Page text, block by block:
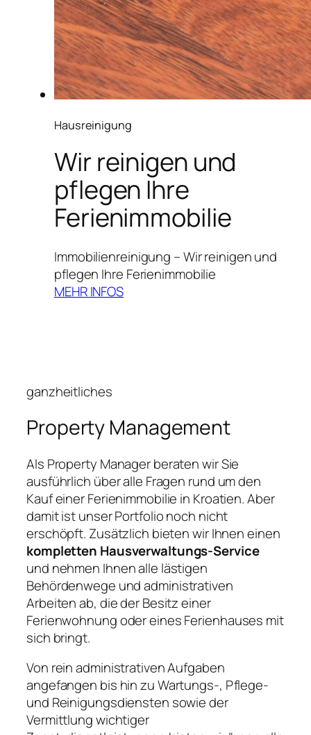
Hausreinigung
Wir reinigen und
pflegen Ihre
Ferienimmobilie
Immobilienreinigung – Wir reinigen und
pflegen Ihre Ferienimmobilie
MEHR INFOS
ganzheitliches
Property Management
Als Property Manager beraten wir Sie
ausführlich über alle Fragen rund um den
Kauf einer Ferienimmobilie in Kroatien. Aber
damit ist unser Portfolio noch nicht
erschöpft. Zusätzlich bieten wir Ihnen einen
kompletten Hausverwaltungs-Service
und nehmen Ihnen alle lästigen
Behördenwege und administrativen
Arbeiten ab, die der Besitz einer
Ferienwohnung oder eines Ferienhauses mit
sich bringt.
Von rein administrativen Aufgaben
angefangen bis hin zu Wartungs-, Pflege-
und Reinigungsdiensten sowie der
Vermittlung wichtiger